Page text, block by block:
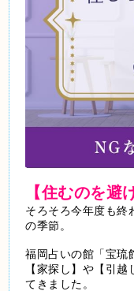
【住むのを避
そろそろ今年度も終
の季節。
福岡占いの館「宝琉
【家探し】や【引
てきました。